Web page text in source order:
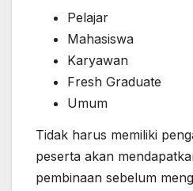
Pelajar
Mahasiswa
Karyawan
Fresh Graduate
Umum
Tidak harus memiliki
peserta akan
pembinaan sebelum